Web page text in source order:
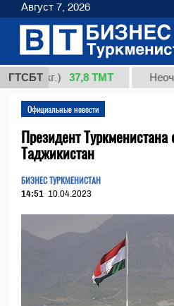
ГТСБТ
1 (кг.) 37,8 ТМТ
Официальные новости
Президент
Таджикистан
БИЗНЕС ТУРКМЕНИСТАН
14:51 10.04.2023
Август 7, 2026